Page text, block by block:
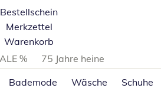
Bestellschein
Merkzettel
Warenkorb
%
75 Jahre heine
Bademode Wäsche Schuhe